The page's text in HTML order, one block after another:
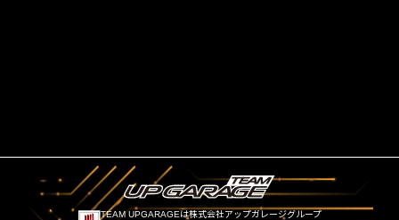
TEAM UPGARAGEは株式会社アップガレージグループ